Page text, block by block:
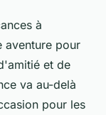
les
à
aventure pour
et de
va au-delà
pour les